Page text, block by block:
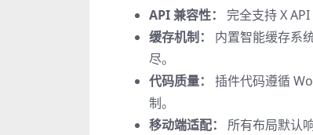
API 兼容性：
完全支持 X
缓存机制：
内置智能缓存系
尽。
代码质量：
插件代码遵循
制。
移动端适配：
所有布局默认